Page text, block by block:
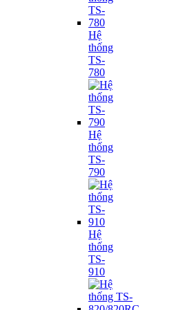
Hệ
thống
TS-
780
Hệ
thống
TS-
790
Hệ
thống
TS-
910